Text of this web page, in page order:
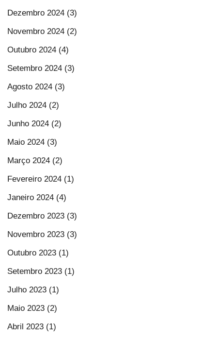
Dezembro 2024 (3)
Novembro 2024 (2)
Outubro 2024 (4)
Setembro 2024 (3)
Agosto 2024 (3)
Julho 2024 (2)
Junho 2024 (2)
Maio 2024 (3)
Março 2024 (2)
Fevereiro 2024 (1)
Janeiro 2024 (4)
Dezembro 2023 (3)
Novembro 2023 (3)
Outubro 2023 (1)
Setembro 2023 (1)
Julho 2023 (1)
Maio 2023 (2)
Abril 2023 (1)